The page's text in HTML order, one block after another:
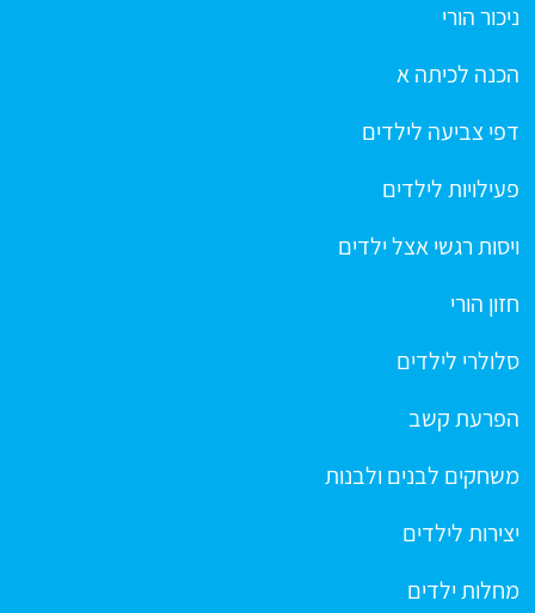
ניכור הורי
הכנה לכיתה א
דפי צביעה לילדים
פעילויות לילדים
ויסות רגשי אצל ילדים
חזון הורי
סלולרי לילדים
הפרעת קשב
משחקים לבנים ולבנות
יצירות לילדים
מחלות ילדים